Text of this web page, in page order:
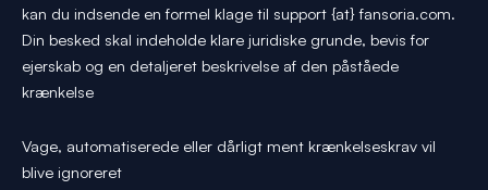
kan du indsende en formel klage til support {at} fansoria.com.
Din besked skal indeholde klare juridiske grunde, bevis for
ejerskab og en detaljeret beskrivelse af den påståede
krænkelse
Vage, automatiserede eller dårligt ment krænkelseskrav vil
blive ignoreret